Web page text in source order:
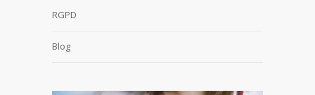
RGPD
Blog